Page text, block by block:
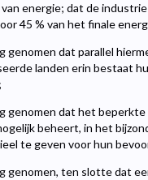
energie; dat de
45 % van het finale
genomen dat parallel
landen erin bestaat
genomen dat het
beheert, in het
te geven voor hun
genomen, ten slotte dat